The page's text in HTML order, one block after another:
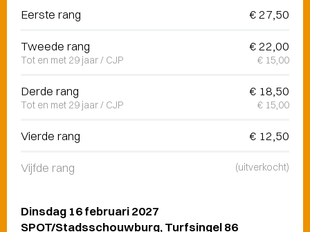
Dinsdag 16 februari 2027
SPOT/Stadsschouwburg, Turfsingel 86
Eerste rang € 27,50
Tweede rang € 22,00
Tot en met 29 jaar / CJP € 15,00
Derde rang € 18,50
Tot en met 29 jaar / CJP € 15,00
Vierde rang € 12,50
Vijfde rang (uitverkocht)